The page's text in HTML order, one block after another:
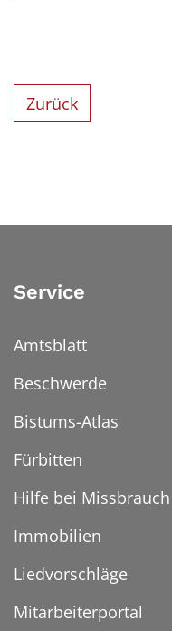
Zurück
Service
Amtsblatt
Beschwerde
Bistums-Atlas
Fürbitten
Hilfe bei Missbrauch
Immobilien
Liedvorschläge
Mitarbeiterportal